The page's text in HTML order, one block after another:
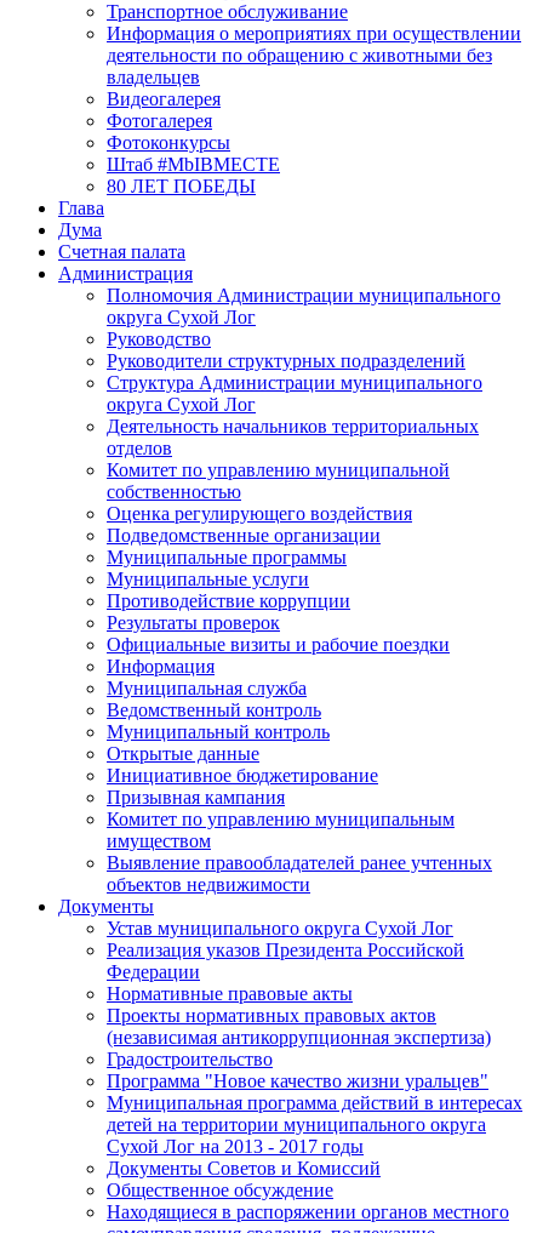
Транспортное обслуживание
Информация о мероприятиях при осуществлении
деятельности по обращению с животными без
владельцев
Видеогалерея
Фотогалерея
Фотоконкурсы
Штаб #MbIBMECTE
80 ЛЕТ ПОБЕДЫ
Глава
Дума
Счетная палата
Администрация
Полномочия Администрации муниципального
округа Сухой Лог
Руководство
Руководители структурных подразделений
Структура Администрации муниципального
округа Сухой Лог
Деятельность начальников территориальных
отделов
Комитет по управлению муниципальной
собственностью
Оценка регулирующего воздействия
Подведомственные организации
Муниципальные программы
Муниципальные услуги
Противодействие коррупции
Результаты проверок
Официальные визиты и рабочие поездки
Информация
Муниципальная служба
Ведомственный контроль
Муниципальный контроль
Открытые данные
Инициативное бюджетирование
Призывная кампания
Комитет по управлению муниципальным
имуществом
Выявление правообладателей ранее учтенных
объектов недвижимости
Документы
Устав муниципального округа Сухой Лог
Реализация указов Президента Российской
Федерации
Нормативные правовые акты
Проекты нормативных правовых актов
(независимая антикоррупционная экспертиза)
Градостроительство
Программа "Новое качество жизни уральцев"
Муниципальная программа действий в интересах
детей на территории муниципального округа
Сухой Лог на 2013 - 2017 годы
Документы Советов и Комиссий
Общественное обсуждение
Находящиеся в распоряжении органов местного